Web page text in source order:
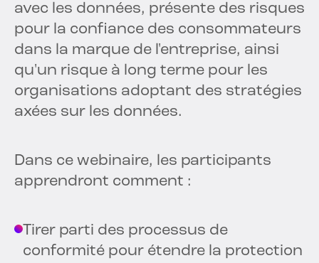
avec les données, présente des risques
pour la confiance des consommateurs
dans la marque de l'entreprise, ainsi
qu'un risque à long terme pour les
organisations adoptant des stratégies
axées sur les données.
Dans ce webinaire, les participants
apprendront comment :
Tirer parti des processus de
conformité pour étendre la protection